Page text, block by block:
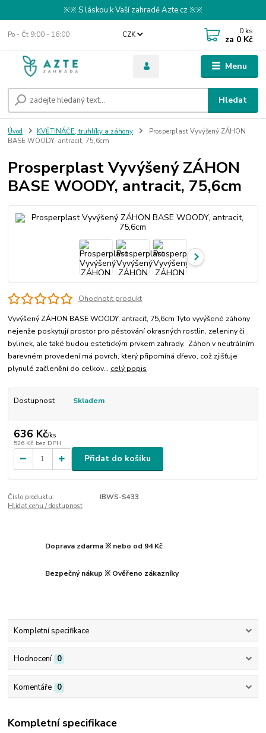
※※ S láskou k Vaší zahradě Azte.cz ※※
Menu
CZK
Hledat
Po - Čt 9:00 - 16:00 0 ks
za 0 Kč
Úvod KVĚTINÁČE, truhlíky a záhony
Prosperplast Vyvýšený ZÁHON
BASE WOODY, antracit, 75,6cm
Prosperplast Vyvýšený ZÁHON
BASE WOODY, antracit, 75,6cm
Ohodnotit produkt
Vyvýšený ZÁHON BASE WOODY, antracit, 75,6cm Tyto vyvýšené záhony
nejenže poskytují prostor pro pěstování okrasných rostlin, zeleniny či
bylinek, ale také budou estetickým prvkem zahrady. Záhon v neutrálním
barevném provedení má povrch, který připomíná dřevo, což zjišťuje
plynulé začlenění do celkov... celý popis
Dostupnost Skladem
636 Kč/ks
526 Kč bez DPH
Přidat do košíku
Číslo produktu:
IBWS-S433
Hlídat cenu / dostupnost
Doprava zdarma ※ nebo od 94 Kč
Bezpečný nákup ※ Ověřeno zákazníky
Kompletní specifikace
Hodnocení 0
Komentáře 0
Kompletní specifikace